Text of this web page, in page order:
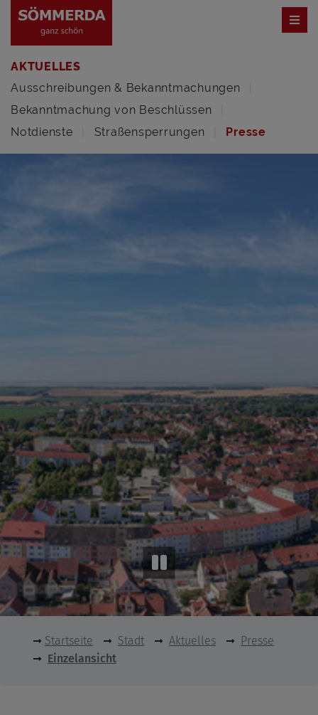
AKTUELLES
Ausschreibungen & Bekanntmachungen
Bekanntmachung von Beschlüssen
Notdienste
Straßensperrungen Presse
Startseite Stadt Aktuelles
Presse
Einzelansicht